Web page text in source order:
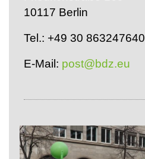
10117 Berlin
Tel.: +49 30 863247640
E-Mail: post@bdz.eu